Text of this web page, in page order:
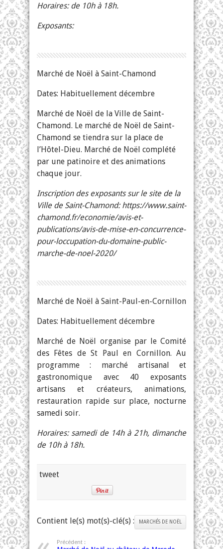
Horaires: de 10h à 18h.
Exposants:
Marché de Noël à Saint-Chamond
Dates: Habituellement décembre
Marché de Noël de la Ville de Saint-
Chamond. Le marché de Noël de Saint-
Chamond se tiendra sur la place de
l’Hôtel-Dieu. Marché de Noël complété
par une patinoire et des animations
chaque jour.
Inscription des exposants sur le site de la
Ville de Saint-Chamond: https://www.saint-
chamond.fr/economie/avis-et-
publications/avis-de-mise-en-concurrence-
pour-loccupation-du-domaine-public-
marche-de-noel-2020/
Marché de Noël à Saint-Paul-en-Cornillon
Dates: Habituellement décembre
Marché de Noël organise par le Comité
des Fêtes de St Paul en Cornillon. Au
programme : marché artisanal et
gastronomique avec 40 exposants
artisans et créateurs, animations,
restauration rapide sur place, nocturne
samedi soir.
Horaires: samedi de 14h à 21h, dimanche
de 10h à 18h.
tweet
Contient le(s) mot(s)-clé(s) : MARCHÉS DE NOËL
Précédent :